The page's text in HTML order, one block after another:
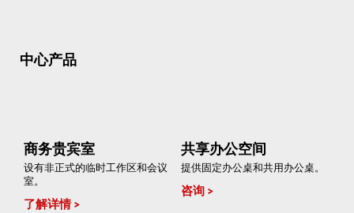
中心产品
商务贵宾室
设有非正式的临时工作区和会议
室。
了解详情
共享办公空间
提供固定办公桌和共用办公桌。
咨询